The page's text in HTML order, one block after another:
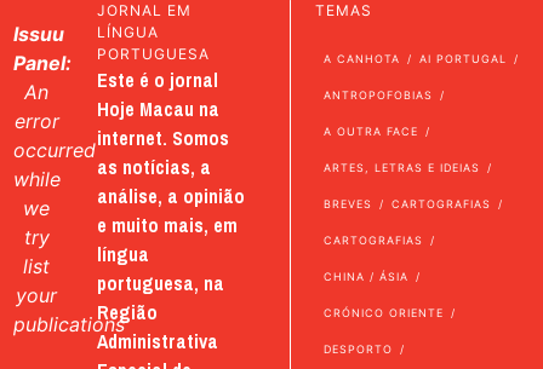
Issuu
Panel:
An
error
occurred
while
we
try
list
your
publications
JORNAL EM
LÍNGUA
PORTUGUESA
Este é o jornal
Hoje Macau na
internet. Somos
as notícias, a
análise, a opinião
e muito mais, em
língua
portuguesa, na
Região
Administrativa
TEMAS
A CANHOTA AI PORTUGAL
ANTROPOFOBIAS
A OUTRA FACE
ARTES, LETRAS E IDEIAS
BREVES CARTOGRAFIAS
CARTOGRAFIAS
CHINA / ÁSIA
CRÓNICO ORIENTE
DESPORTO